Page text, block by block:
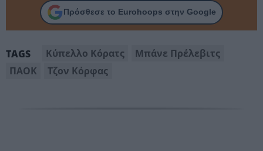
Πρόσθεσε το Eurohoops στην Google
TAGS Κύπελλο Κόρατς
Μπάνε Πρέλεβιτς
ΠΑΟΚ
Τζον Κόρφας